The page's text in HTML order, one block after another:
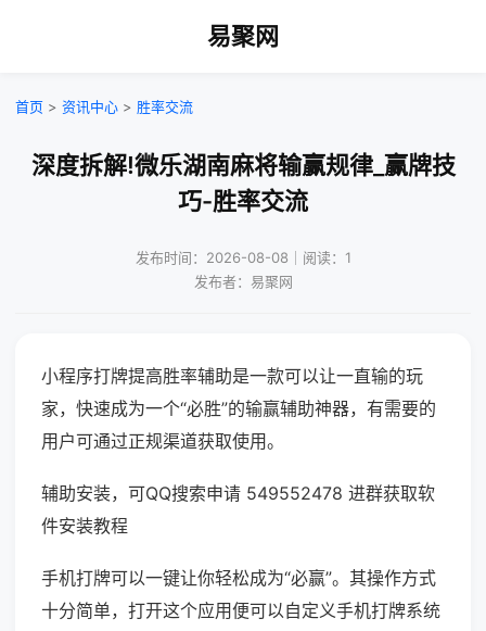
易聚网
首页 > 资讯中心 > 胜率交流
深度拆解!微乐湖南麻将输赢规律_赢牌技
巧-胜率交流
发布时间：2026-08-08｜阅读：1
发布者：易聚网
小程序打牌提高胜率辅助是一款可以让一直输的玩
家，快速成为一个“必胜”的输赢辅助神器，有需要的
用户可通过正规渠道获取使用。
辅助安装，可QQ搜索申请 549552478 进群获取软
件安装教程
手机打牌可以一键让你轻松成为“必赢”。其操作方式
十分简单，打开这个应用便可以自定义手机打牌系统